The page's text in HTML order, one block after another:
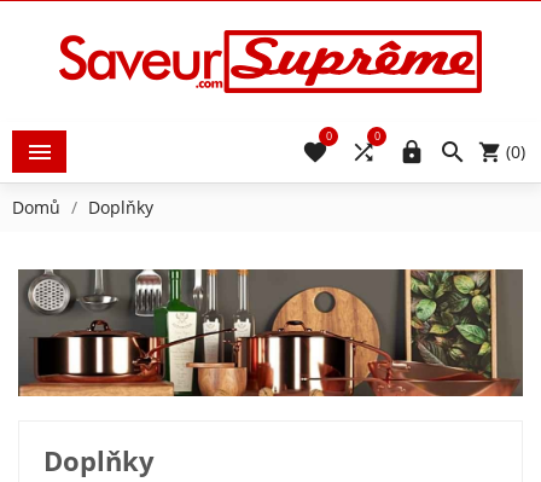
  (0)


0

0
Domů Doplňky
Doplňky